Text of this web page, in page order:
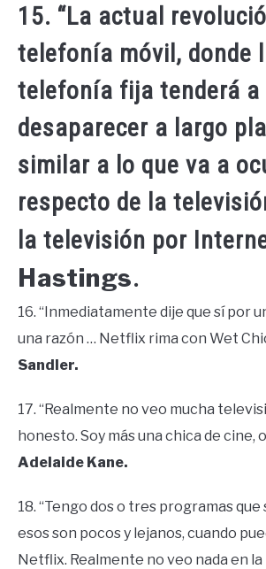
15. “La actual
telefonía móvil, donde
telefonía fija tenderá a
desaparecer a largo
similar a lo que va a
respecto de la
la televisión por
Hastings.
16. “Inmediatamente dije que sí por
una razón … Netflix rima con Wet
Sandler.
17. “Realmente no veo mucha
honesto. Soy más una chica de cine,
Adelaide Kane.
18. “Tengo dos o tres programas que
esos son pocos y lejanos, cuando
Netflix. Realmente no veo nada en